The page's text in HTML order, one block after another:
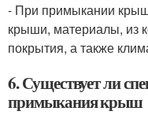
- При примыкании
крыши, материалы, из
покрытия, а также
6. Существует ли
примыкания крыш